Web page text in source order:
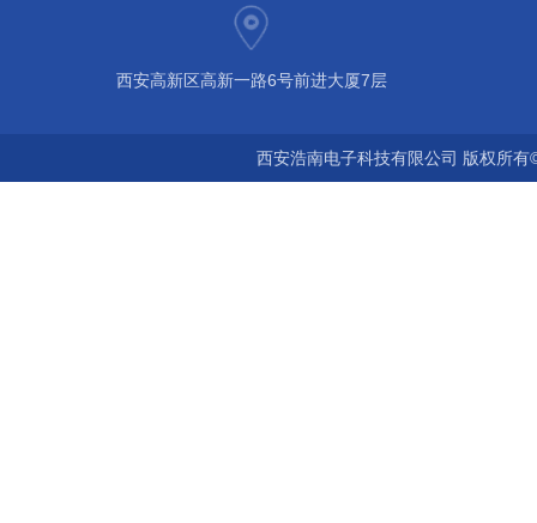
西安高新区高新一路6号前进大厦7层
西安浩南电子科技有限公司 版权所